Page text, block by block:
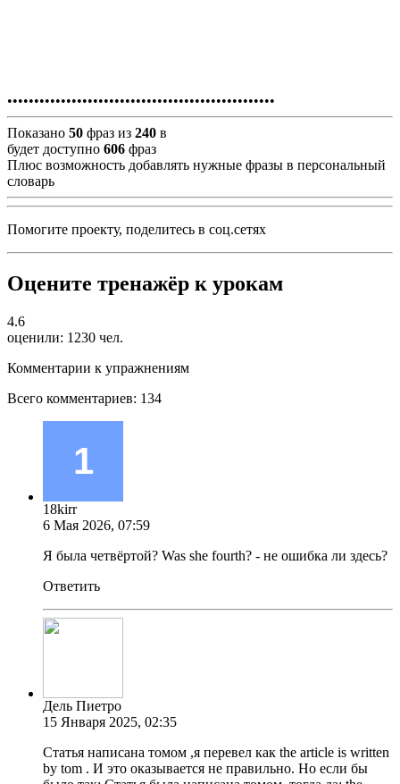
••••••••••••••••••••••••••••••••••••••••••••••••••
Показано 50 фраз из 240 в
будет доступно 606 фраз
Плюс возможность добавлять нужные фразы в персональный
словарь
Помогите проекту, поделитесь в соц.сетях
Оцените тренажёр к урокам
4.6
оценили: 1230 чел.
Комментарии к упражнениям
Всего комментариев: 134
18kirr
6 Мая 2026, 07:59
Я была четвёртой? Was she fourth? - не ошибка ли здесь?
Ответить
Дель Пиетро
15 Января 2025, 02:35
Статья написана томом ,я перевел как the article is written
by tom . И это оказывается не правильно. Но если бы